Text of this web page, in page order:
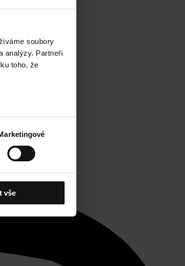
soubory
analýzy. Partneři
toho, že
vše